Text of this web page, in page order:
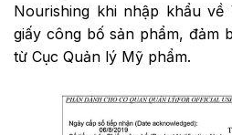
Nourishing khi nhập khẩu
giấy công bố sản phẩm, đảm
từ Cục Quản lý Mỹ phẩm.